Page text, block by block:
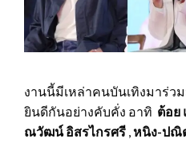
งานนี้มีเหล่าคนบันเทิงมาร่ว
ยินดีกันอย่างคับคั่ง อาทิ ต้อย
ณวัฒน์ อิสรไกรศรี , หนิง-ปณิ